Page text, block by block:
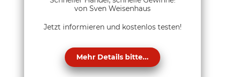
von Sven Weisenhaus
Jetzt informieren und kostenlos testen!
Mehr Details bitte...